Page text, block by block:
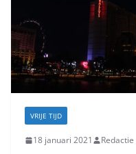
VRIJE TIJD
18 januari 2021 Redactie